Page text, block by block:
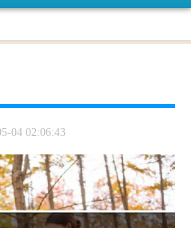
04 02:06:43